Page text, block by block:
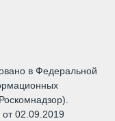
в Федеральной
02.09.2019